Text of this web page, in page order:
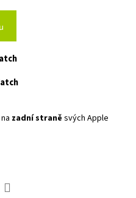
zadní straně svých Apple